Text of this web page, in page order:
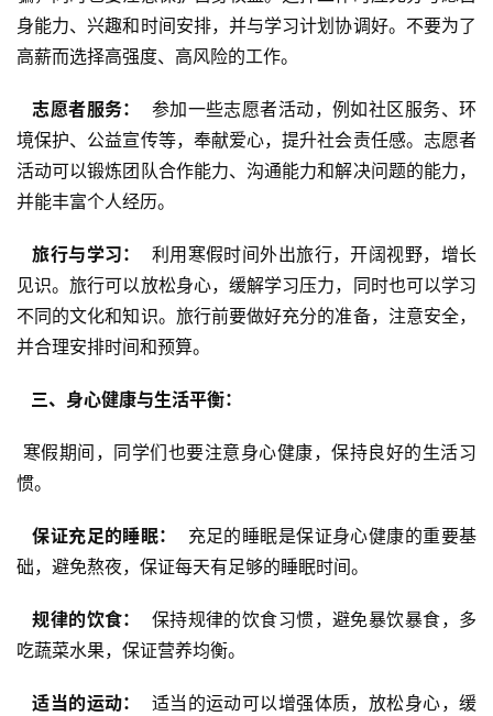
身能力、兴趣和时间安排，并与学习计划协调好。不要为了
高薪而选择高强度、高风险的工作。
  志愿者服务：
参加一些志愿者活动，例如社区服务、环
境保护、公益宣传等，奉献爱心，提升社会责任感。志愿者
活动可以锻炼团队合作能力、沟通能力和解决问题的能力，
并能丰富个人经历。
  旅行与学习：
利用寒假时间外出旅行，开阔视野，增长
见识。旅行可以放松身心，缓解学习压力，同时也可以学习
不同的文化和知识。旅行前要做好充分的准备，注意安全，
并合理安排时间和预算。
  三、身心健康与生活平衡：
惯。
  保证充足的睡眠：
充足的睡眠是保证身心健康的重要基
础，避免熬夜，保证每天有足够的睡眠时间。
  规律的饮食：
保持规律的饮食习惯，避免暴饮暴食，多
吃蔬菜水果，保证营养均衡。
  适当的运动：
适当的运动可以增强体质，放松身心，缓